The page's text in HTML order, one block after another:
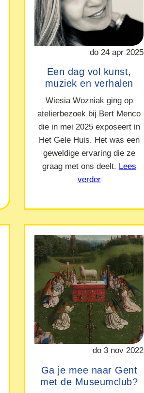
do 24 apr 2025
Een dag vol kunst,
muziek en verhalen
Wiesia Wozniak ging op
atelierbezoek bij Bert Menco
die in mei 2025 exposeert in
Het Gele Huis. Het was een
geweldige ervaring die ze
graag met ons deelt. Lees
verder
do 3 nov 2022
Ga je mee naar Gent
met de Museumclub?